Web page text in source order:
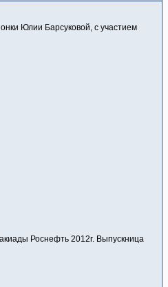
Юлии Барсуковой, с участием
Роснефть 2012г. Выпускница